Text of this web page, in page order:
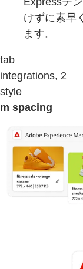
けずに素早
ます。
tab
integrations, 2
style
m spacing